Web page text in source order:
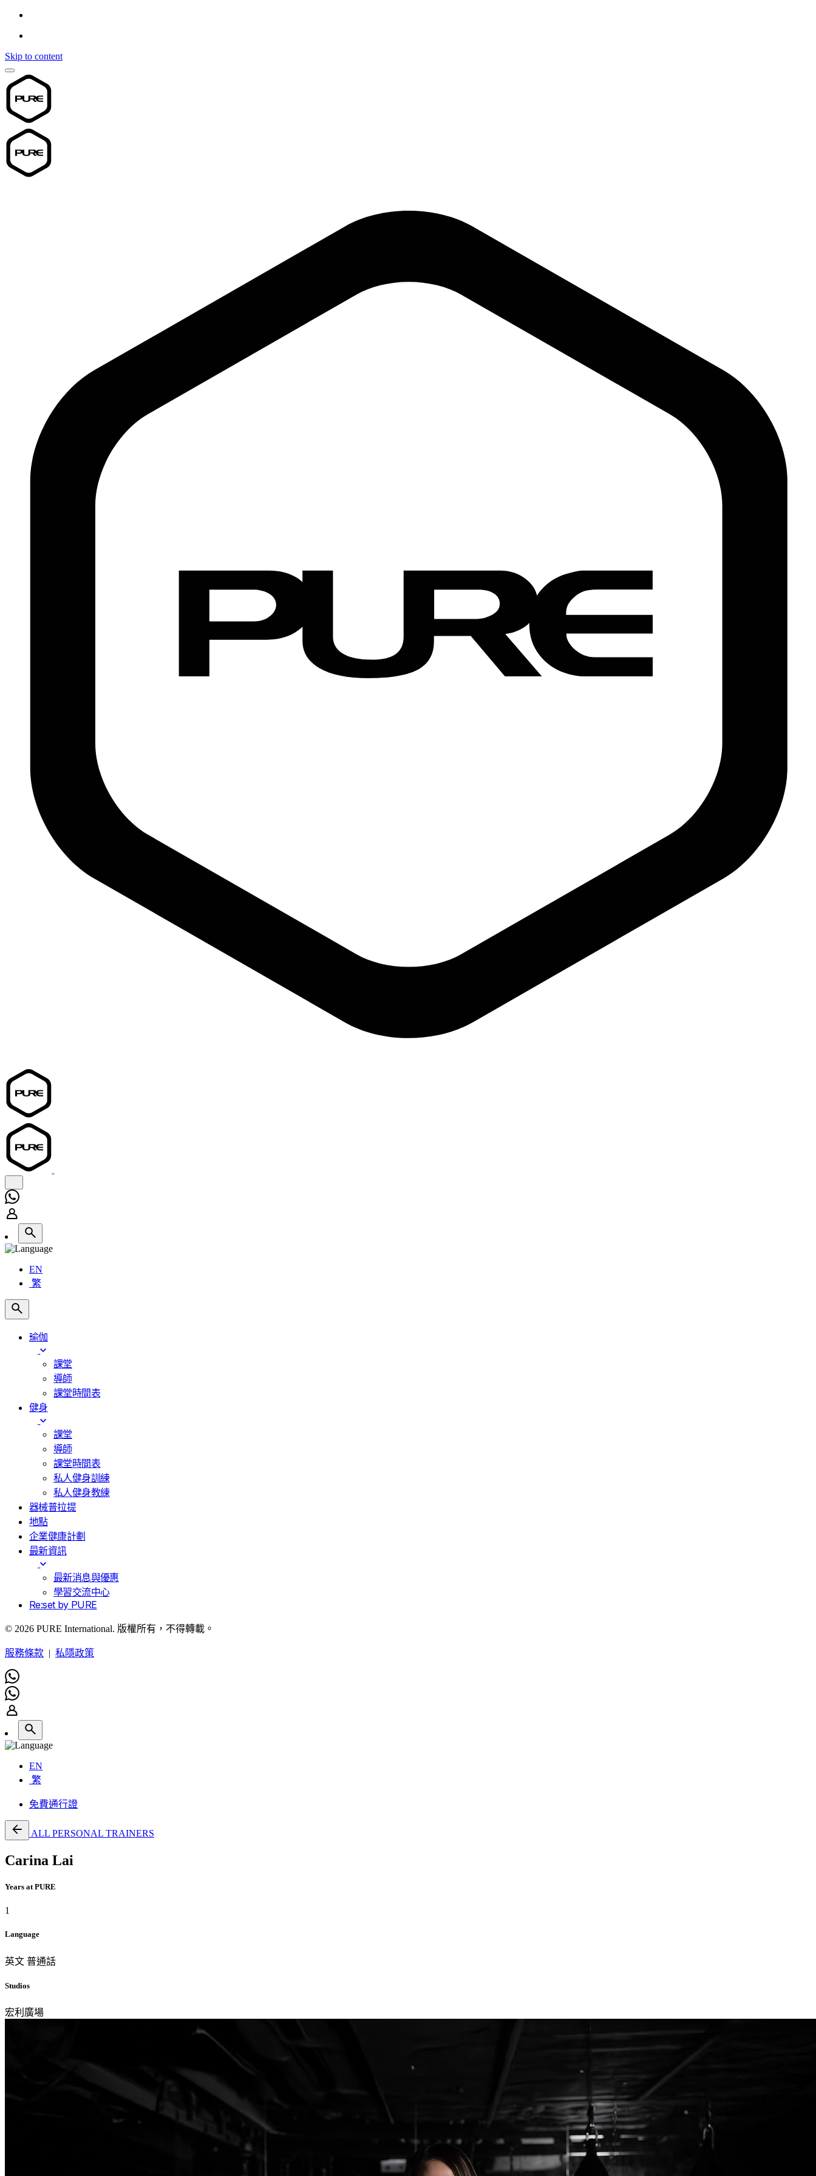
Skip to content
EN
繁
瑜伽
課堂
導師
課堂時間表
健身
課堂
導師
課堂時間表
私人健身訓練
私人健身教練
器械普拉提
地點
企業健康計劃
最新資訊
最新消息與優惠
學習交流中心
Re:set by PURE
© 2026 PURE International. 版權所有，不得轉載。
服務條款 | 私隱政策
EN
繁
免費通行證
ALL PERSONAL TRAINERS
Carina Lai
Years at PURE
1
Language
英文 普通話
Studios
宏利廣場